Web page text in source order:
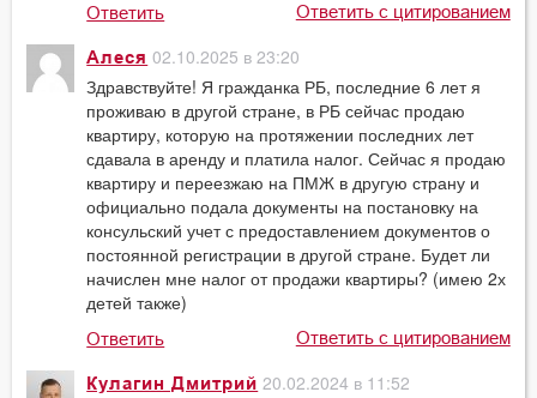
Ответить Ответить с цитированием
Алеся 02.10.2025 в 23:20
Здравствуйте! Я гражданка РБ, последние 6 лет я
проживаю в другой стране, в РБ сейчас продаю
квартиру, которую на протяжении последних лет
сдавала в аренду и платила налог. Сейчас я продаю
квартиру и переезжаю на ПМЖ в другую страну и
официально подала документы на постановку на
консульский учет с предоставлением документов о
постоянной регистрации в другой стране. Будет ли
начислен мне налог от продажи квартиры? (имею 2х
детей также)
Ответить Ответить с цитированием
Кулагин Дмитрий 20.02.2024 в 11:52